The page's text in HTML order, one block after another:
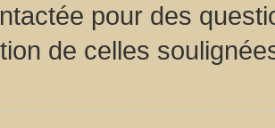
pour des
de celles